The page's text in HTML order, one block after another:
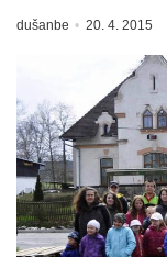
dušanbe 20. 4. 2015